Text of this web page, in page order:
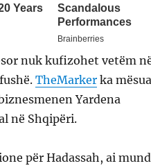
nuk kufizohet vetëm
TheMarkerka
Yardena
në Shqipëri.
për Hadassah, ai mund